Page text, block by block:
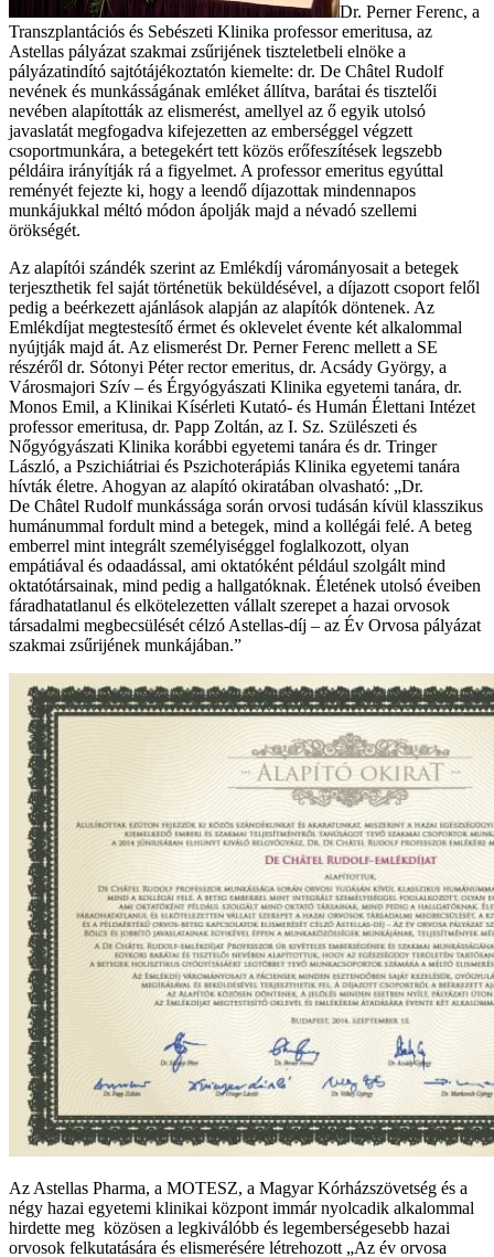
Dr. Perner Ferenc, a
Transzplantációs és Sebészeti Klinika professor emeritusa, az
Astellas pályázat szakmai zsűrijének tiszteletbeli elnöke a
pályázatindító sajtótájékoztatón kiemelte: dr. De Châtel Rudolf
nevének és munkásságának emléket állítva, barátai és tisztelői
nevében alapították az elismerést, amellyel az ő egyik utolsó
javaslatát megfogadva kifejezetten az emberséggel végzett
csoportmunkára, a betegekért tett közös erőfeszítések legszebb
példáira irányítják rá a figyelmet. A professor emeritus egyúttal
reményét fejezte ki, hogy a leendő díjazottak mindennapos
munkájukkal méltó módon ápolják majd a névadó szellemi
örökségét.
Az alapítói szándék szerint az Emlékdíj várományosait a betegek
terjeszthetik fel saját történetük beküldésével, a díjazott csoport felől
pedig a beérkezett ajánlások alapján az alapítók döntenek. Az
Emlékdíjat megtestesítő érmet és oklevelet évente két alkalommal
nyújtják majd át. Az elismerést Dr. Perner Ferenc mellett a SE
részéről dr. Sótonyi Péter rector emeritus, dr. Acsády György, a
Városmajori Szív – és Érgyógyászati Klinika egyetemi tanára, dr.
Monos Emil, a Klinikai Kísérleti Kutató- és Humán Élettani Intézet
professor emeritusa, dr. Papp Zoltán, az I. Sz. Szülészeti és
Nőgyógyászati Klinika korábbi egyetemi tanára és dr. Tringer
László, a Pszichiátriai és Pszichoterápiás Klinika egyetemi tanára
hívták életre. Ahogyan az alapító okiratában olvasható: „Dr.
De Châtel Rudolf munkássága során orvosi tudásán kívül klasszikus
humánummal fordult mind a betegek, mind a kollégái felé. A beteg
emberrel mint integrált személyiséggel foglalkozott, olyan
empátiával és odaadással, ami oktatóként például szolgált mind
oktatótársainak, mind pedig a hallgatóknak. Életének utolsó éveiben
fáradhatatlanul és elkötelezetten vállalt szerepet a hazai orvosok
társadalmi megbecsülését célzó Astellas-díj – az Év Orvosa pályázat
szakmai zsűrijének munkájában.”
Az Astellas Pharma, a MOTESZ, a Magyar Kórházszövetség és a
négy hazai egyetemi klinikai központ immár nyolcadik alkalommal
hirdette meg közösen a legkiválóbb és legemberségesebb hazai
orvosok felkutatására és elismerésére létrehozott „Az év orvosa